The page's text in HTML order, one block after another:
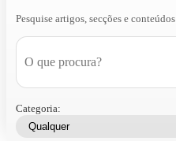
Pesquise artigos, secções e conteúdos
Categoria: